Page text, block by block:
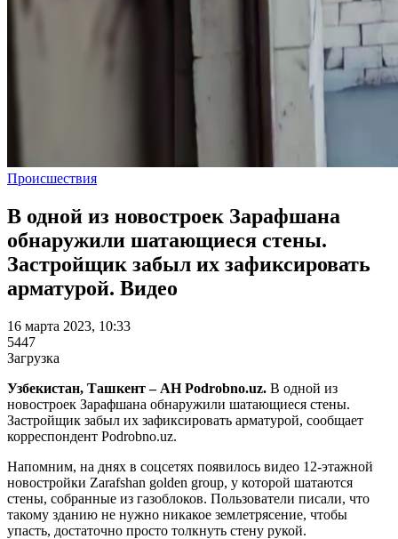
Происшествия
В одной из новостроек Зарафшана
обнаружили шатающиеся стены.
Застройщик забыл их зафиксировать
арматурой. Видео
16 марта 2023, 10:33
5447
Загрузка
Узбекистан, Ташкент – АН Podrobno.uz. В одной из
новостроек Зарафшана обнаружили шатающиеся стены.
Застройщик забыл их зафиксировать арматурой, сообщает
корреспондент Podrobno.uz.
Напомним, на днях в соцсетях появилось видео 12-этажной
новостройки Zarafshan golden group, у которой шатаются
стены, собранные из газоблоков. Пользователи писали, что
такому зданию не нужно никакое землетрясение, чтобы
упасть, достаточно просто толкнуть стену рукой.